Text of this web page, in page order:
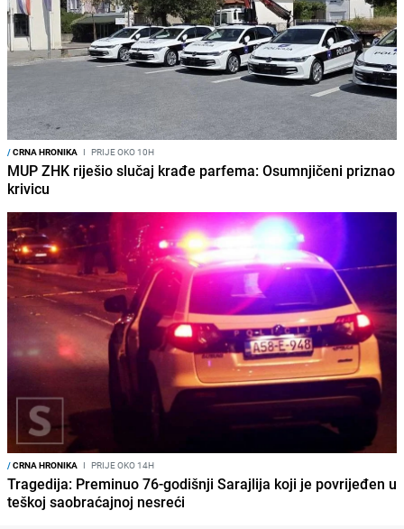
/CRNA HRONIKA I PRIJE OKO 10H
MUP ZHK riješio slučaj krađe parfema: Osumnjičeni priznao
krivicu
/CRNA HRONIKA I PRIJE OKO 14H
Tragedija: Preminuo 76-godišnji Sarajlija koji je povrijeđen u
teškoj saobraćajnoj nesreći